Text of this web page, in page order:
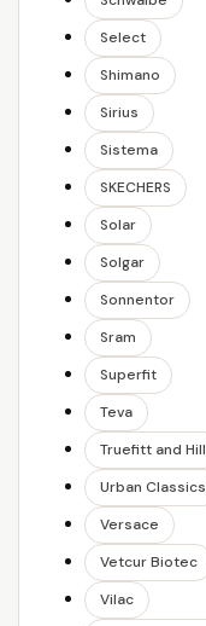
Select
Shimano
Sirius
Sistema
SKECHERS
Solar
Solgar
Sonnentor
Sram
Superfit
Teva
Truefitt and Hill
Urban Classics
Versace
Vetcur Biotec
Vilac